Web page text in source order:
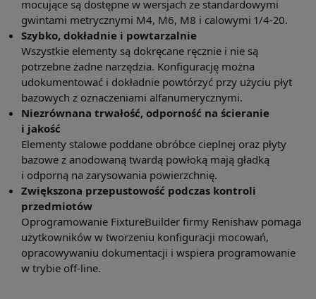
mocujące są dostępne w wersjach ze standardowymi
gwintami metrycznymi M4, M6, M8 i calowymi 1/4-20.
Szybko, dokładnie i powtarzalnie
Wszystkie elementy są dokręcane ręcznie i nie są
potrzebne żadne narzędzia. Konfigurację można
udokumentować i dokładnie powtórzyć przy użyciu płyt
bazowych z oznaczeniami alfanumerycznymi.
Niezrównana trwałość, odporność na ścieranie
i jakość
Elementy stalowe poddane obróbce cieplnej oraz płyty
bazowe z anodowaną twardą powłoką mają gładką
i odporną na zarysowania powierzchnię.
Zwiększona przepustowość podczas kontroli
przedmiotów
Oprogramowanie FixtureBuilder firmy Renishaw pomaga
użytkowników w tworzeniu konfiguracji mocowań,
opracowywaniu dokumentacji i wspiera programowanie
w trybie off-line.